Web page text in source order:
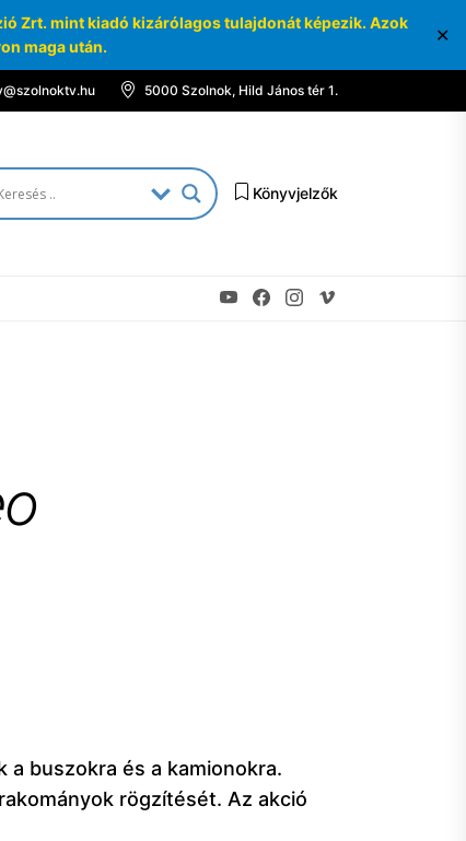
Zrt. mint kiadó kizárólagos tulajdonát képezik. Azok
maga után.
✕
5000 Szolnok, Hild János tér 1.
Könyvjelzők
YoutubeFacebook
Instagram
Vimeo
buszokra és a kamionokra.
rögzítését. Az akció